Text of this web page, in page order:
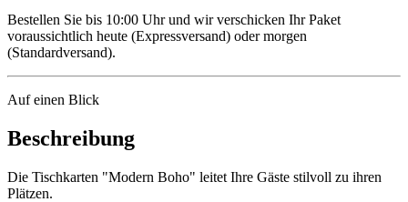
Bestellen Sie bis 10:00 Uhr und wir verschicken Ihr Paket
voraussichtlich heute (Expressversand) oder morgen
(Standardversand).
Auf einen Blick
Beschreibung
Die Tischkarten "Modern Boho" leitet Ihre Gäste stilvoll zu ihren
Plätzen.